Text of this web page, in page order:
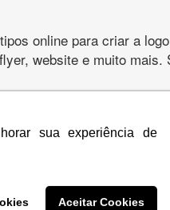
sua experiência de
Aceitar Cookies
online para criar a
website e muito
seus dados para enviar
Políticas de Privacidade.